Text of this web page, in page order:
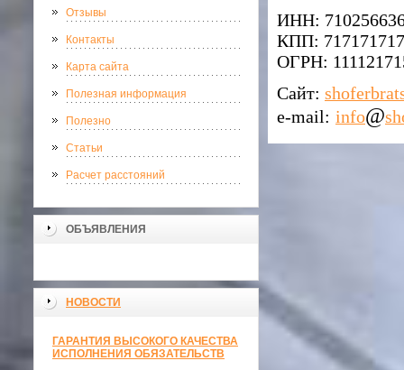
Отзывы
Контакты
Карта сайта
Полезная информация
Полезно
Статьи
Расчет расстояний
ОБЪЯВЛЕНИЯ
НОВОСТИ
ГАРАНТИЯ ВЫСОКОГО КАЧЕСТВА
ИСПОЛНЕНИЯ ОБЯЗАТЕЛЬСТВ
ИНН:
КПП:
ОГРН:
Сайт:
e-mail: info@